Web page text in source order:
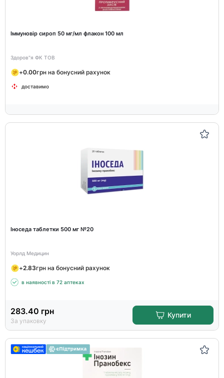
Іммуновір сироп 50 мг/мл флакон 100 мл
Здоров"я ФК ТОВ
+0.00грн на бонусний рахунок
доставимо
Іноседа таблетки 500 мг №20
Уорлд Медицин
+2.83грн на бонусний рахунок
в наявності в 72 аптеках
283.40 грн
За упаковку
Купити